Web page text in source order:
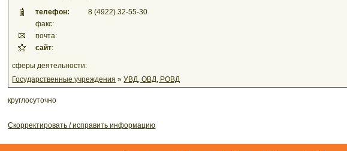
телефон:
8 (4922) 32-55-30
факс:
почта:
сайт:
сферы деятельности:
Государственные учреждения »УВД, ОВД, РОВД
круглосуточно
Скорректировать / исправить информацию